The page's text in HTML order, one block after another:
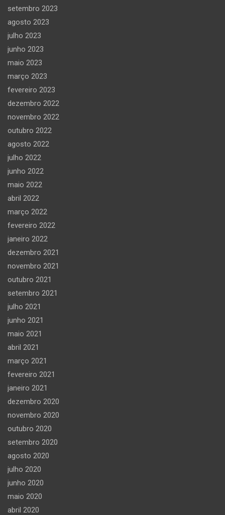
setembro 2023
agosto 2023
julho 2023
junho 2023
maio 2023
março 2023
fevereiro 2023
dezembro 2022
novembro 2022
outubro 2022
agosto 2022
julho 2022
junho 2022
maio 2022
abril 2022
março 2022
fevereiro 2022
janeiro 2022
dezembro 2021
novembro 2021
outubro 2021
setembro 2021
julho 2021
junho 2021
maio 2021
abril 2021
março 2021
fevereiro 2021
janeiro 2021
dezembro 2020
novembro 2020
outubro 2020
setembro 2020
agosto 2020
julho 2020
junho 2020
maio 2020
abril 2020